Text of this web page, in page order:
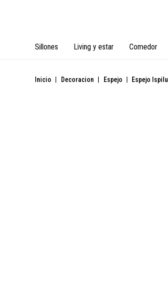
Sillones Living y estar Comedor
Inicio Decoracion Espejo Espejo Ispilu